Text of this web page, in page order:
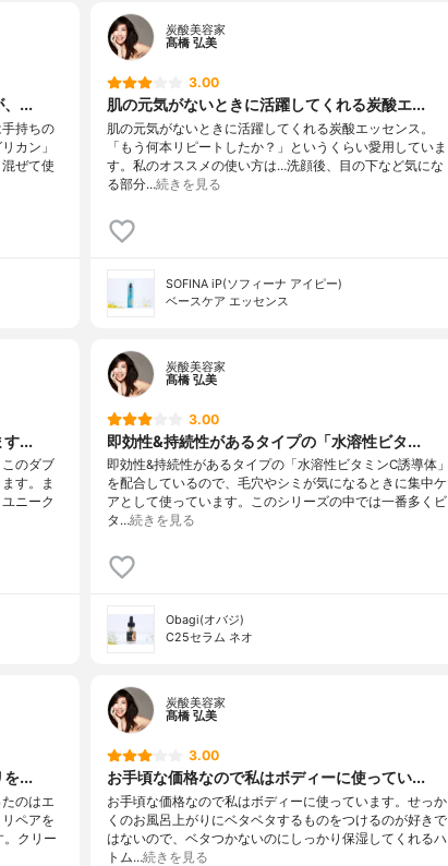
、...
持ちの
カン」
ぜて使
炭酸美容家
髙橋 弘美
3.00
肌の元気がないときに活躍してくれる炭酸エ...
肌の元気がないときに活躍してくれる炭酸エッセンス。
「もう何本リピートしたか？」というくらい愛用していま
す。私のオススメの使い方は…洗顔後、目の下など気にな
る部分…続きを見る
SOFINA iP(ソフィーナ アイピー)
ベースケア エッセンス
す...
のダブ
す。ま
ニーク
炭酸美容家
髙橋 弘美
3.00
即効性&持続性があるタイプの「水溶性ビタ...
即効性&持続性があるタイプの「水溶性ビタミンC誘導体」
を配合しているので、毛穴やシミが気になるときに集中ケ
アとして使っています。このシリーズの中では一番多くビ
タ…続きを見る
Obagi(オバジ)
C25セラム ネオ
を...
のはエ
ペアを
。クリー
炭酸美容家
髙橋 弘美
3.00
お手頃な価格なので私はボディーに使ってい...
お手頃な価格なので私はボディーに使っています。せっか
くのお風呂上がりにベタベタするものをつけるのが好きで
はないので、ベタつかないのにしっかり保湿してくれるハ
トム…続きを見る